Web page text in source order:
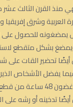
منذ القرن الثالث
العربية وشرق
يمضغونه للحصول على
بشكل متقطع
أيضًا تحضير القات على
يفضل الأشخاص
الأوراق الطازجة ففي
تدخينه أو رشه